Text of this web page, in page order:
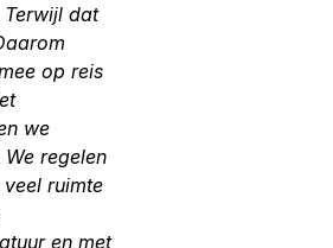
Terwijl dat
op reis
we
regelen
ruimte
en met